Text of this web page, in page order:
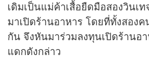
เดิมเป็นแม่ค้าเสื้อยืดมือสองวินเ
มาเปิดร้านอาหาร โดยที่ทั้งสอง
กัน จึงหันมาร่วมลงทุนเปิดร้านอ
แดกดังกล่าว